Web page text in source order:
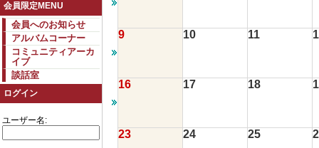
会員限定MENU
会員へのお知らせ
アルバムコーナー
コミュニティアーカ
イブ
談話室
ログイン
ユーザー名:
9 10 11
16 17 18
23 24 25